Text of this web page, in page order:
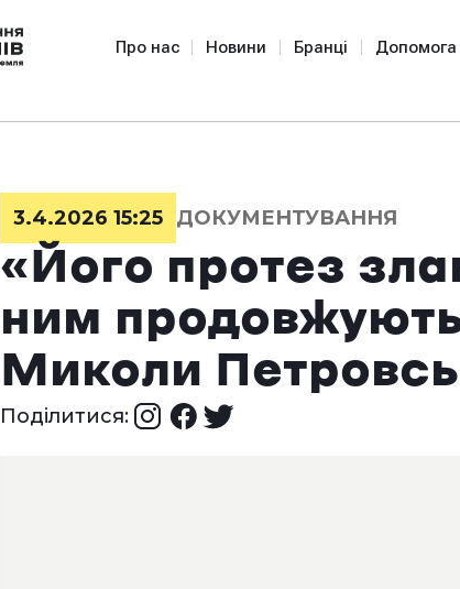
Про нас Новини Бранці Допомога
3.4.2026 15:25 ДОКУМЕНТУВАННЯ
«Його протез
ним продовжують
Миколи
Поділитися: